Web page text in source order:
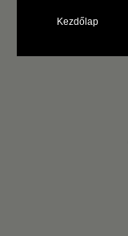
Kezdőlap